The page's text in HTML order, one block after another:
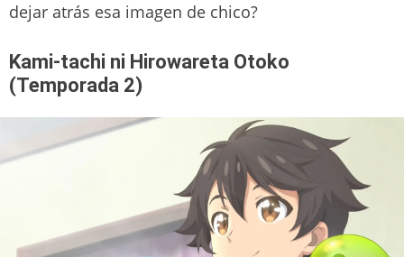
dejar atrás esa imagen de chico?
Kami-tachi ni Hirowareta Otoko
(Temporada 2)